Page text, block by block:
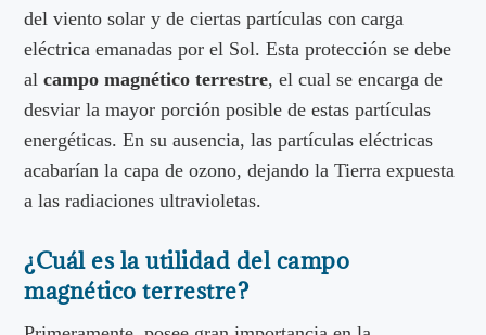
del viento solar y de ciertas partículas con carga
eléctrica emanadas por el Sol. Esta protección se debe
alcampo magnético terrestre, el cual se encarga de
desviar la mayor porción posible de estas partículas
energéticas. En su ausencia, las partículas eléctricas
acabarían la capa de ozono, dejando la Tierra expuesta
a las radiaciones ultravioletas.
¿Cuál es la utilidad del campo
magnético terrestre?